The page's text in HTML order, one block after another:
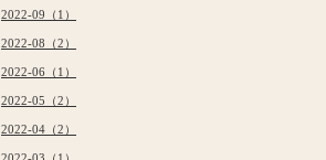
2022-09（1）
2022-08（2）
2022-06（1）
2022-05（2）
2022-04（2）